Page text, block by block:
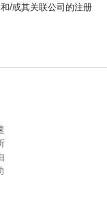
/或其关联公司的注册